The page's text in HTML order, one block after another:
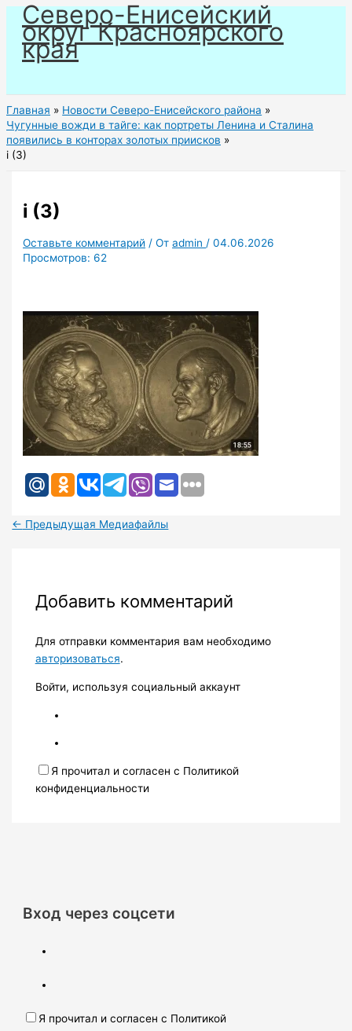
Перейти
содержимому
Северо-Енисейский
округ Красноярского
края
Главная
Новости Северо-Енисейского района
Чугунные вожди в тайге: как портреты Ленина и Сталина
появились в конторах золотых приисков
i (3)
i (3)
Оставьте комментарий / Отadmin /04.06.2026
Просмотров: 62
← Предыдущая Медиафайлы
Добавить комментарий
Для отправки комментария вам необходимо
авторизоваться.
Войти, используя социальный аккаунт
Я прочитал и согласен с Политикой
конфиденциальности
Вход через соцсети
Я прочитал и согласен с Политикой